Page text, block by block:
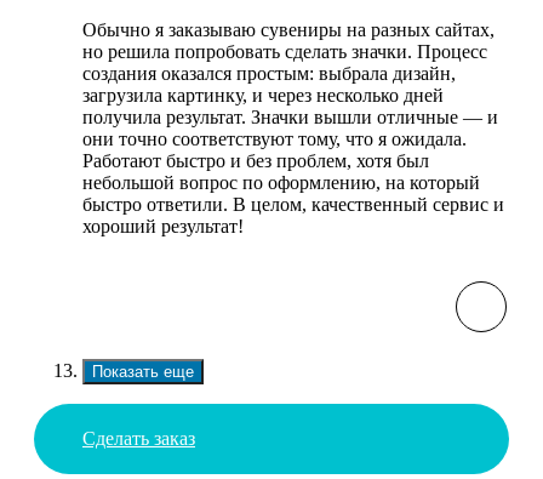
Обычно я заказываю сувениры на разных сайтах,
но решила попробовать сделать значки. Процесс
создания оказался простым: выбрала дизайн,
загрузила картинку, и через несколько дней
получила результат. Значки вышли отличные — и
они точно соответствуют тому, что я ожидала.
Работают быстро и без проблем, хотя был
небольшой вопрос по оформлению, на который
быстро ответили. В целом, качественный сервис и
хороший результат!
Показать еще
Сделать заказ